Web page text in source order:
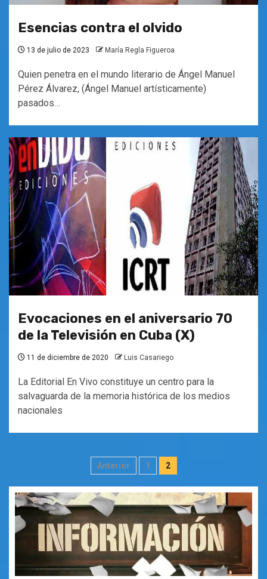
Esencias contra el olvido
13 de julio de 2023 María Regla Figueroa
Quien penetra en el mundo literario de Ángel Manuel
Pérez Álvarez, (Ángel Manuel artísticamente)
pasados…
Evocaciones en el aniversario 70
de la Televisión en Cuba (X)
11 de diciembre de 2020 Luis Casariego
La Editorial En Vivo constituye un centro para la
salvaguarda de la memoria histórica de los medios
nacionales
Paginación
de
entradas
Anterior 1 2